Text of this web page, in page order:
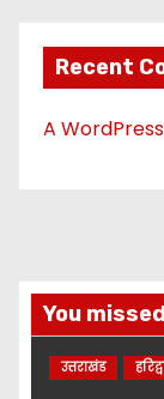
Recent
A
You missed
उत्तराखंड